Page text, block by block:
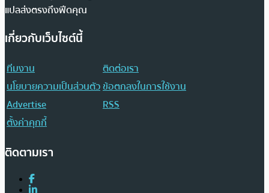
แปลส่งตรงถึงฟีดคุณ
เกี่ยวกับเว็บไซต์นี้
ทีมงาน
ติดต่อเรา
นโยบายความเป็นส่วนตัวข้อตกลงในการใช้งาน
Advertise
RSS
ตั้งค่าคุกกี้
ติดตามเรา